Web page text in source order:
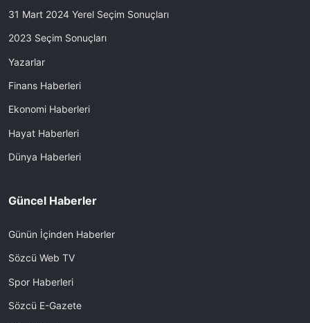
31 Mart 2024 Yerel Seçim Sonuçları
2023 Seçim Sonuçları
Yazarlar
Finans Haberleri
Ekonomi Haberleri
Hayat Haberleri
Dünya Haberleri
Güncel Haberler
Günün İçinden Haberler
Sözcü Web TV
Spor Haberleri
Sözcü E-Gazete